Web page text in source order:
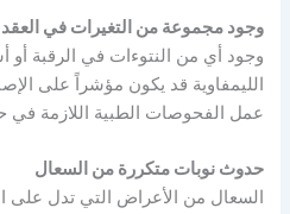
وجود مجموعة من التغيرات في العقد
وجود أي من النتوءات في الرقبة أو
الليمفاوية قد يكون مؤشراً على
عمل الفحوصات الطبية اللازمة في
حدوث نوبات متكررة من السعال
السعال من الأعراض التي تدل على